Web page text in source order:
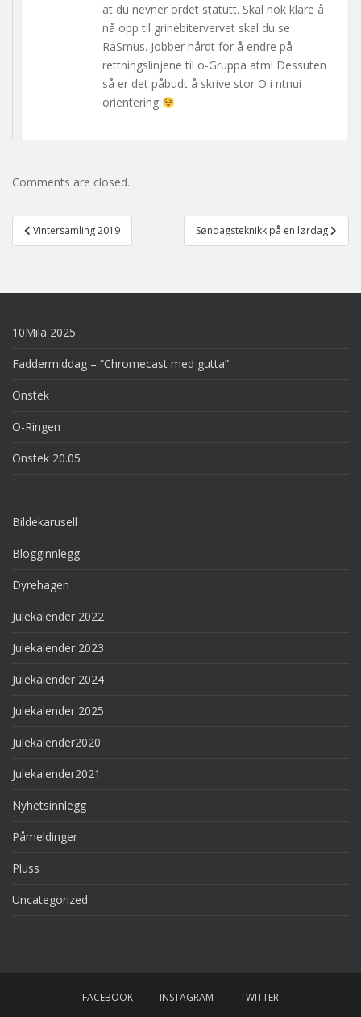
at du nevner ordet statutt. Skal nok klare å
nå opp til grinebitervervet skal du se
RaSmus. Jobber hårdt for å endre på
rettningslinjene til o-Gruppa atm! Dessuten
så er det påbudt å skrive stor O i ntnui
orientering
Comments are closed.
Post
navigation
Vintersamling 2019 Søndagsteknikk på en lørdag
10Mila 2025
Faddermiddag – “Chromecast med gutta”
Onstek
O-Ringen
Onstek 20.05
Bildekarusell
Blogginnlegg
Dyrehagen
Julekalender 2022
Julekalender 2023
Julekalender 2024
Julekalender 2025
Julekalender2020
Julekalender2021
Nyhetsinnlegg
Påmeldinger
Pluss
Uncategorized
FACEBOOK INSTAGRAM TWITTER